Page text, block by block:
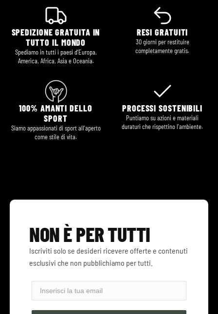
SPEDIZIONE GRATUITA IN
TUTTO IL MONDO
Spediamo in tutti i paesi d’Europa,
America, Africa, Asia e Oceania.
RESI GRATUITI
30 giorni per restituire
completamente gratis.
100% AMANTI DELLO
SPORT
Siamo appassionati di sport all'aperto
come stile di vita.
PROCESSI SOSTENIBILI
Puntiamo su azioni e materiali
duraturi che rispettino l'ambiente.
NON È PER TUTTI
Iscriviti solo se desideri ricevere offerte e contenuti
esclusivi che non pubblichiamo per tutti.
50%
IN LA 2ª UNITÀ
Email